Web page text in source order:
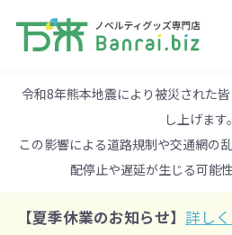
令和8年熊本地震により被災された
し上げます。
この影響による道路規制や交通網の
配停止や遅延が生じる可能
【夏季休業のお知らせ】 詳し